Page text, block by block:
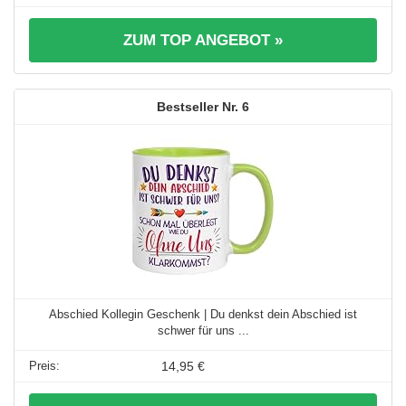
ZUM TOP ANGEBOT »
6
Abschied Kollegin Geschenk | Du denkst dein Abschied ist
schwer für uns ...
14,95 €